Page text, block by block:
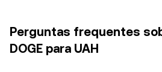
Perguntas frequentes
DOGE para UAH